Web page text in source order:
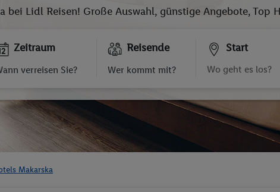
bei Lidl Reisen! Große Auswahl, günstige Angebote, Top
Zeitraum
verreisen Sie?
Reisende
Wer kommt mit?
Start
Makarska